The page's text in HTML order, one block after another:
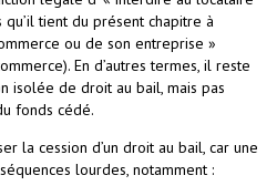
tient du présent chapitre à
ou de son entreprise »
En d’autres termes, il reste
isolée de droit au bail, mais pas
fonds cédé.
la cession d’un droit au bail, car une
lourdes, notamment :